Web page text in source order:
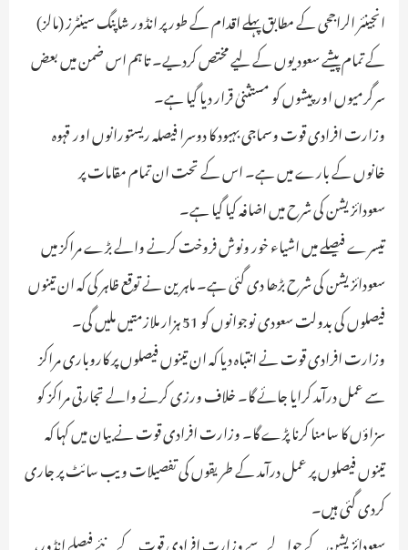
انجینئر الراجحی کے مطابق پہلے اقدام کے طور پر انڈور شاپنگ سینٹرز (مالز)
کے تمام پیشے سعودیوں کے لیے مختص کردیے۔ تاہم اس ضمن میں بعض
سرگرمیوں اور پیشوں کو مستثنیٰ قرار دیا گیا ہے۔
وزارت افرادی قوت وسماجی بہبود کا دوسرا فیصلہ ریستورانوں اور قہوہ
خانوں کے بارے میں ہے۔ اس کے تحت ان تمام مقامات پر
سعودائزیشن کی شرح میں اضافہ کیا گیا ہے۔
تیسرے فیصلے میں اشیاء خور ونوش فروخت کرنے والے بڑے مراکز میں
سعودائزیشن کی شرح بڑھا دی گئی ہے۔ ماہرین نے توقع ظاہر کی کہ ان تینوں
فیصلوں کی بدولت سعودی نوجوانوں کو 51 ہزار ملازمتیں ملیں گی۔
وزارت افرادی قوت نے انتباہ دیا کہ ان تینوں فیصلوں پر کاروباری مراکز
سے عمل درآمد کرایا جائے گا۔ خلاف ورزی کرنے والے تجارتی مراکز کو
سزاؤں کا سامنا کرنا پڑے گا۔ وزارت افرادی قوت نے بیان میں کہا کہ
تینوں فیصلوں پر عمل درآمد کے طریقوں کی تفصیلات ویب سائٹ پر جاری
کردی گئی ہیں۔
سعودائزیشن کے حوالے سے وزارت افرادی قوت کے نئے فیصلے انڈورِ،